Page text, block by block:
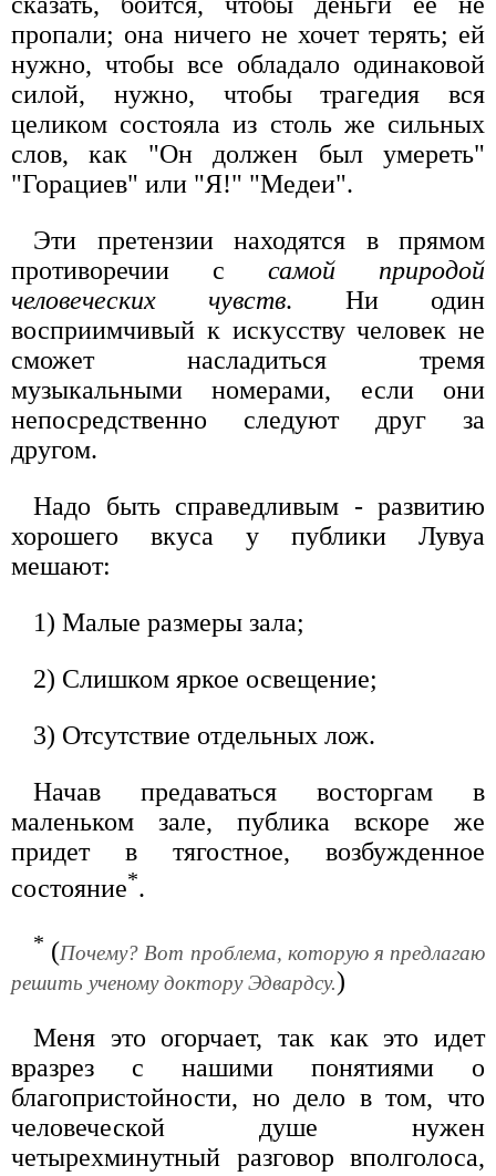
пропали; она ничего не хочет терять; ей
нужно, чтобы все обладало одинаковой
силой, нужно, чтобы трагедия вся
целиком состояла из столь же сильных
слов, как "Он должен был умереть"
"Горациев" или "Я!" "Медеи".
Эти претензии находятся в прямом
противоречии с самой природой
человеческих чувств. Ни один
восприимчивый к искусству человек не
сможет насладиться тремя
музыкальными номерами, если они
непосредственно следуют друг за
другом.
Надо быть справедливым - развитию
хорошего вкуса у публики Лувуа
мешают:
1) Малые размеры зала;
2) Слишком яркое освещение;
3) Отсутствие отдельных лож.
Начав предаваться восторгам в
маленьком зале, публика вскоре же
придет в тягостное, возбужденное
состояние*.
* (Почему? Вот проблема, которую я предлагаю
решить ученому доктору Эдвардсу.)
Меня это огорчает, так как это идет
вразрез с нашими понятиями о
благопристойности, но дело в том, что
человеческой душе нужен
четырехминутный разговор вполголоса,